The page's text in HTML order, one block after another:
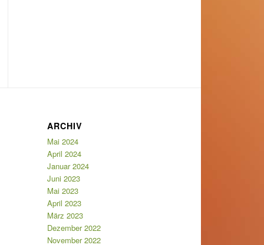
ARCHIV
Mai 2024
April 2024
Januar 2024
Juni 2023
Mai 2023
April 2023
März 2023
Dezember 2022
November 2022